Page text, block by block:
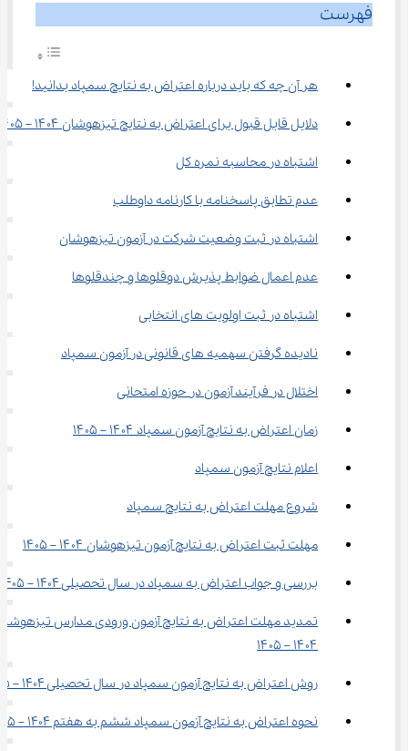
فهرست
هر آن چه که باید درباره اعتراض به نتایج سمپاد بدانید!
دلایل قابل قبول برای اعتراض به نتایج تیزهوشان ۱۴۰۴ – ۱۴۰۵
اشتباه در محاسبه نمره کل
عدم تطابق پاسخنامه با کارنامه داوطلب
اشتباه در ثبت وضعیت شرکت در آزمون تیزهوشان
عدم اعمال ضوابط پذیرش دوقلوها و چندقلوها
اشتباه در ثبت اولویت های انتخابی
نادیده گرفتن سهمیه های قانونی در آزمون سمپاد
اختلال در فرآیند آزمون در حوزه امتحانی
زمان اعتراض به نتایج آزمون سمپاد ۱۴۰۴ – ۱۴۰۵
اعلام نتایج آزمون سمپاد
شروع مهلت اعتراض به نتایج سمپاد
مهلت ثبت اعتراض به نتایج آزمون تیزهوشان ۱۴۰۴ – ۱۴۰۵
بررسی و جواب اعتراض به سمپاد در سال تحصیلی 1404 – 1405
تمدید مهلت اعتراض به نتایج آزمون ورودی مدارس
۱۴۰۴ – ۱۴۰۵
روش اعتراض به نتایج آزمون سمپاد در سال تحصیلی 1404 – 1405
نحوه اعتراض به نتایج آزمون سمپاد ششم به هفتم 1404 – 1405